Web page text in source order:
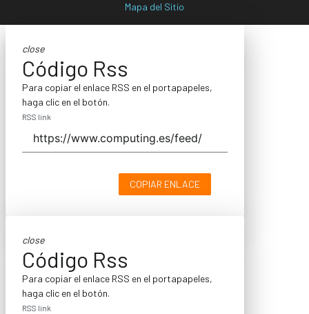
Mapa del Sitio
close
Código Rss
Para copiar el enlace RSS en el portapapeles,
haga clic en el botón.
RSS link
COPIAR ENLACE
close
Código Rss
Para copiar el enlace RSS en el portapapeles,
haga clic en el botón.
RSS link